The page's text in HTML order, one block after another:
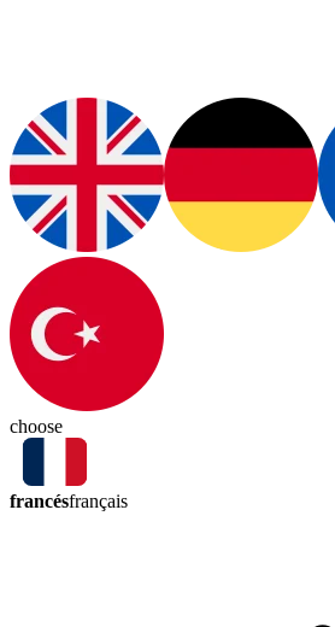
choose
francésfrançais